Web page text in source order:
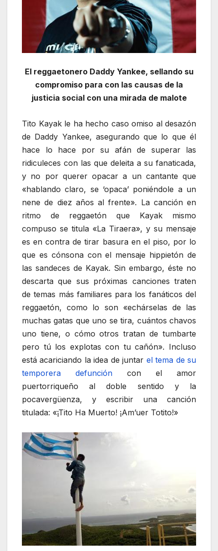
El reggaetonero Daddy Yankee, sellando su
compromiso para con las causas de la
justicia social con una mirada de malote
Tito Kayak le ha hecho caso omiso al desazón
de Daddy Yankee, asegurando que lo que él
hace lo hace por su afán de superar las
ridiculeces con las que deleita a su fanaticada,
y no por querer opacar a un cantante que
«hablando claro, se ‘opaca’ poniéndole a un
nene de diez años al frente». La canción en
ritmo de reggaetón que Kayak mismo
compuso se titula «La Tiraera», y su mensaje
es en contra de tirar basura en el piso, por lo
que es cónsona con el mensaje hippietón de
las sandeces de Kayak. Sin embargo, éste no
descarta que sus próximas canciones traten
de temas más familiares para los fanáticos del
reggaetón, como lo son «echárselas de las
muchas gatas que uno se tira, cuántos chavos
uno tiene, o cómo otros tratan de tumbarte
pero tú los explotas con tu cañón». Incluso
está acariciando la idea de juntar el tema de su
temporera defunción con el amor
puertorriqueño al doble sentido y la
pocavergüenza, y escribir una canción
titulada: «¡Tito Ha Muerto! ¡Am’uer Totito!»